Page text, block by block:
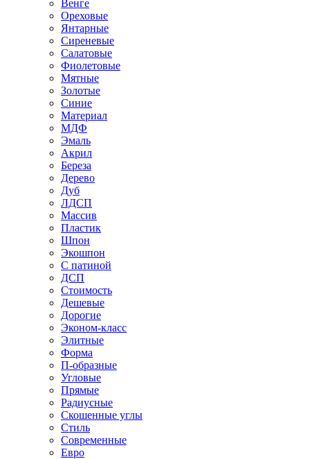
Венге
Ореховые
Янтарные
Сиреневые
Салатовые
Фиолетовые
Мятные
Золотые
Синие
Материал
МДФ
Эмаль
Акрил
Береза
Дерево
Дуб
ЛДСП
Массив
Пластик
Шпон
Экошпон
С патиной
ДСП
Стоимость
Дешевые
Дорогие
Эконом-класс
Элитные
Форма
П-образные
Угловые
Прямые
Радиусные
Скошенные углы
Стиль
Современные
Евро